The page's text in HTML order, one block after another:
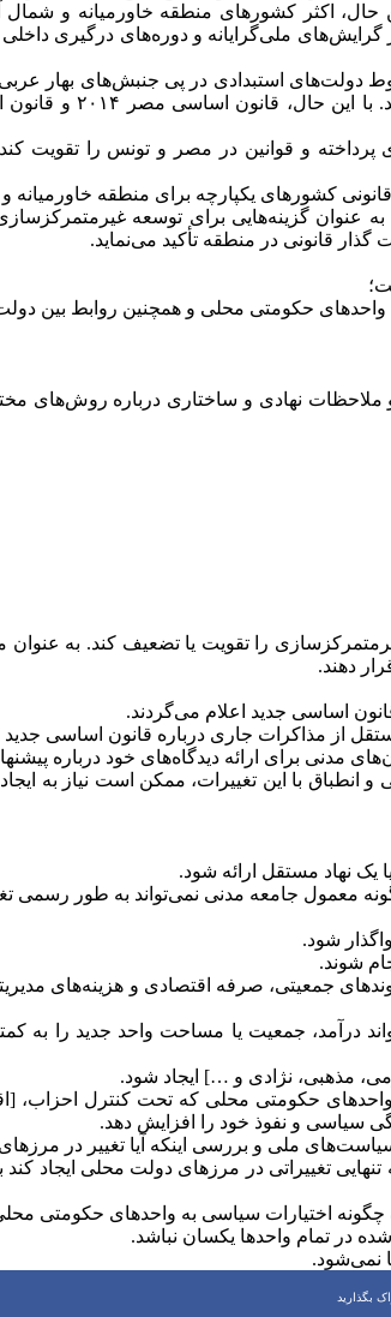
اکثر کشورهای منطقه خاورمیانه و شمال
گرایش‌های ملی‌گرایانه و دوره‌های درگیری
استبدادی در پی جنبش‌های بهار عربی
و قوانین در مصر و تونس را تقویت
کشورهای یکپارچه برای منطقه خاورمیانه
گزینه‌هایی برای توسعه
قانونی در منطقه تأکید می‌نماید.
و ملاحظات نهادی و ساختاری درباره
را تقویت یا تضعیف کند. به
دهند.
اساسی جدید اعلام می‌گردند.
از مذاکرات جاری درباره قانون اساسی
مدنی برای ارائه دیدگاه‌های خود درباره
انطباق با این تغییرات، ممکن است نیاز به
یک نهاد مستقل ارائه شود.
معمول جامعه مدنی نمی‌تواند به طور رسمی
شود.
شوند.
جمعیتی، صرفه اقتصادی و هزینه‌های
درآمد، جمعیت یا مساحت واحد جدید را به
مذهبی، نژادی و …] ایجاد شود.
حکومتی محلی که تحت کنترل احزاب،
سیاسی و نفوذ خود را افزایش دهد.
ملی و بررسی اینکه آیا تغییر در
تغییراتی در مرزهای دولت محلی ایجاد
چگونه اختیارات سیاسی به واحدهای حکومتی
در تمام واحدها یکسان نباشد.
نمی‌شود.